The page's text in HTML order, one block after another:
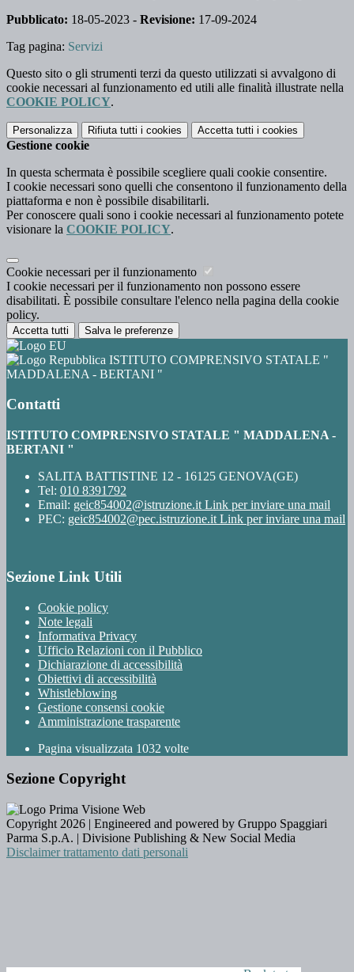
Pubblicato: 18-05-2023 - Revisione: 17-09-2024
Tag pagina: Servizi
Questo sito o gli strumenti terzi da questo utilizzati si avvalgono di
cookie necessari al funzionamento ed utili alle finalità illustrate nella
COOKIE POLICY.
Personalizza Rifiuta tutti i cookies Accetta tutti i cookies
Gestione cookie
In questa schermata è possibile scegliere quali cookie consentire.
I cookie necessari sono quelli che consentono il funzionamento della
piattaforma e non è possibile disabilitarli.
Per conoscere quali sono i cookie necessari al funzionamento potete
visionare la COOKIE POLICY.
Cookie necessari per il funzionamento
I cookie necessari per il funzionamento non possono essere
disabilitati. È possibile consultare l'elenco nella pagina della cookie
policy.
Accetta tutti Salva le preferenze
ISTITUTO COMPRENSIVO STATALE "
MADDALENA - BERTANI "
Contatti
ISTITUTO COMPRENSIVO STATALE " MADDALENA -
BERTANI "
SALITA BATTISTINE 12 - 16125 GENOVA(GE)
Tel: 010 8391792
Email: geic854002@istruzione.it Link per inviare una mail
PEC: geic854002@pec.istruzione.it Link per inviare una mail
Sezione Link Utili
Cookie policy
Note legali
Informativa Privacy
Ufficio Relazioni con il Pubblico
Dichiarazione di accessibilità
Obiettivi di accessibilità
Whistleblowing
Gestione consensi cookie
Amministrazione trasparente
Pagina visualizzata 1032 volte
Sezione Copyright
Copyright 2026 | Engineered and powered by Gruppo Spaggiari
Parma S.p.A. | Divisione Publishing & New Social Media
Disclaimer trattamento dati personali